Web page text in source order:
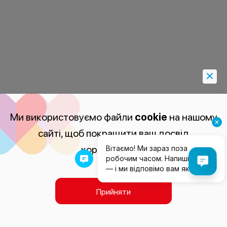
Ми використовуємо файли cookie на нашому
сайті, щоб покращити ваш досвід
користування.
Прийняти